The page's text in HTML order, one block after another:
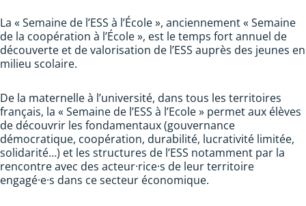
La « Semaine de l’ESS à l’École », anciennement « Semaine
de la coopération à l’École », est le temps fort annuel de
découverte et de valorisation de l’ESS auprès des jeunes en
milieu scolaire.
De la maternelle à l’université, dans tous les territoires
français, la « Semaine de l’ESS à l’Ecole » permet aux élèves
de découvrir les fondamentaux (gouvernance
démocratique, coopération, durabilité, lucrativité limitée,
solidarité…) et les structures de l’ESS notamment par la
rencontre avec des acteur·rice·s de leur territoire
engagé·e·s dans ce secteur économique.